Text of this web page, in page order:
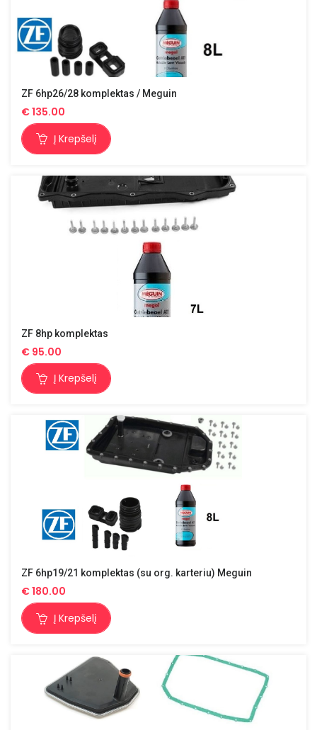
ZF 6hp26/28 komplektas / Meguin
€135.00
Į Krepšelį
ZF 8hp komplektas
€ 95.00
Į Krepšelį
ZF 6hp19/21 komplektas (su org. karteriu) Meguin
€180.00
Į Krepšelį